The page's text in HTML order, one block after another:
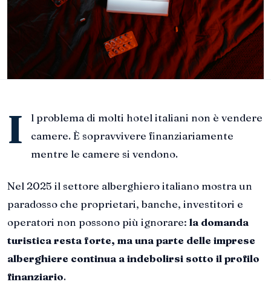
I
l problema di molti hotel italiani non è vendere
camere. È sopravvivere finanziariamente
mentre le camere si vendono.
Nel 2025 il settore alberghiero italiano mostra un
paradosso che proprietari, banche, investitori e
operatori non possono più ignorare: la domanda
turistica resta forte, ma una parte delle imprese
alberghiere continua a indebolirsi sotto il profilo
finanziario.